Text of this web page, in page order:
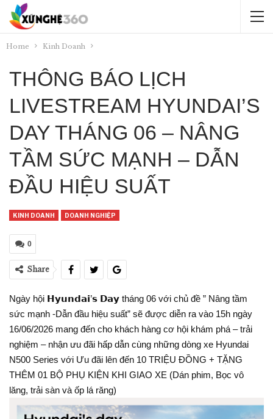
Home Kinh Doanh
THÔNG BÁO LỊCH
LIVESTREAM HYUNDAI’S
DAY THÁNG 06 – NÂNG
TẦM SỨC MẠNH – DẪN
ĐẦU HIỆU SUẤT
KINH DOANH DOANH NGHIỆP
0
Share
Ngày hội 𝗛𝘆𝘂𝗻𝗱𝗮𝗶’𝘀 𝗗𝗮𝘆 tháng 06 với chủ đề ” Nâng tầm
sức mạnh -Dẫn đầu hiệu suất” sẽ được diễn ra vào 15h ngày
16/06/2026 mang đến cho khách hàng cơ hội khám phá – trải
nghiệm – nhận ưu đãi hấp dẫn cùng những dòng xe Hyundai
N500 Series với Ưu đãi lên đến 10 TRIỆU ĐỒNG + TẶNG
THÊM 01 BỘ PHỤ KIỆN KHI GIAO XE (Dán phim, Bọc vô
lăng, trải sàn và ốp lá răng)